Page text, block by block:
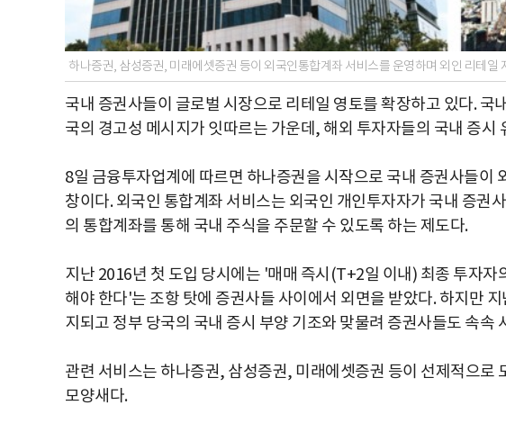
하나증권, 삼성증권, 미래에셋증권 등이 외국인통합계좌 서비스를 운영하며 외인 리테일
국내 증권사들이 글로벌 시장으로 리테일 영토를 확장하고 있다.
국의 경고성 메시지가 잇따르는 가운데, 해외 투자자들의 국내 증시
8일 금융투자업계에 따르면 하나증권을 시작으로 국내 증권사들이
창이다. 외국인 통합계좌 서비스는 외국인 개인투자자가 국내 증권
의 통합계좌를 통해 국내 주식을 주문할 수 있도록 하는 제도다.
지난 2016년 첫 도입 당시에는 '매매 즉시(T+2일 이내) 최종 투자
해야 한다'는 조항 탓에 증권사들 사이에서 외면을 받았다. 하지만
지되고 정부 당국의 국내 증시 부양 기조와 맞물려 증권사들도 속속
관련 서비스는 하나증권, 삼성증권, 미래에셋증권 등이 선제적으로
모양새다.